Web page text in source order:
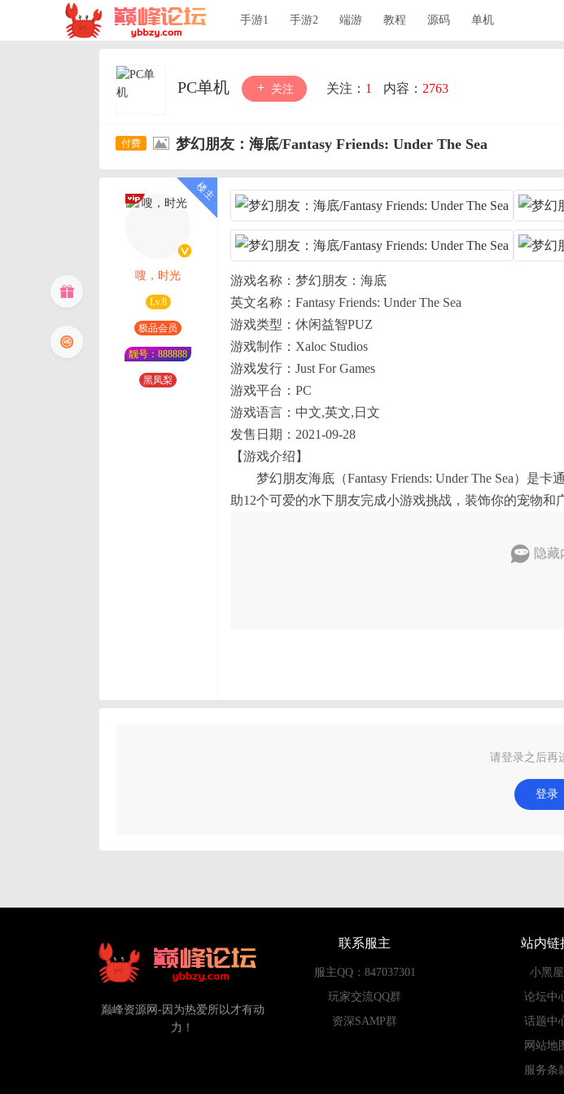
手游1 手游2 端游 教程 源码 单机
PC单机 关注 关注： 1 内容： 2763
梦幻朋友：海底/Fantasy Friends: Under The Sea
嗖，时光
Lv.8
极品会员
靓号：888888
黑凤梨
游戏名称：梦幻朋友：海底
英文名称：Fantasy Friends: Under The Sea
游戏类型：休闲益智PUZ
游戏制作：Xaloc Studios
游戏发行：Just For Games
游戏平台：PC
游戏语言：中文,英文,日文
发售日期：2021-09-28
【游戏介绍】
梦幻朋友海底（Fantasy Friends: Under The Sea）是
助12个可爱的水下朋友完成小游戏挑战，装饰你的宠物和
隐藏
请登录之后再
登录
巅峰资源网-因为热爱所以才有动
力！
联系服主
服主QQ：847037301
玩家交流QQ群
资深SAMP群
站内链
小黑屋
论坛中
话题中
网站地
服务条